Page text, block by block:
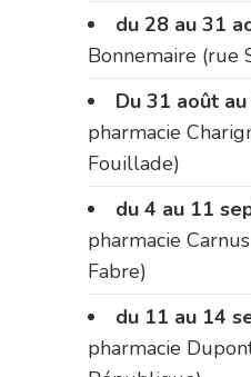
du 28 au 31
Bonnemaire (rue
Du 31 août
pharmacie
Fouillade)
du 4 au 11
pharmacie
Fabre)
du 11 au 14
pharmacie